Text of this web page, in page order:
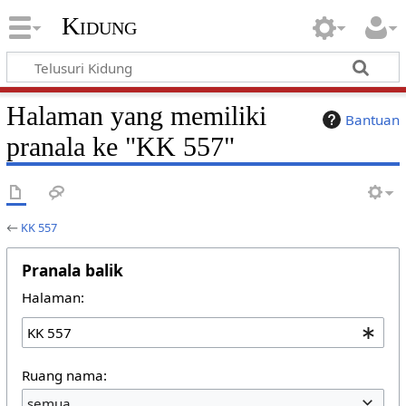
Kidung
Bantuan
Halaman yang memiliki
pranala ke "KK 557"
← KK 557
Pranala balik
Halaman:
Ruang nama: